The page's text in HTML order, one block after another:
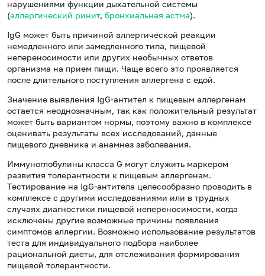
нарушениями функции дыхательной системы
(аллергический ринит, бронхиальная астма).
IgG может быть причиной аллергической реакции
немедленного или замедленного типа, пищевой
непереносимости или других необычных ответов
организма на прием пищи. Чаще всего это проявляется
после длительного поступления аллергена с едой.
Значение выявления IgG-антител к пищевым аллергенам
остается неоднозначным, так как положительный результат
может быть вариантом нормы, поэтому важно в комплексе
оценивать результаты всех исследований, данные
пищевого дневника и анамнез заболевания.
Иммуноглобулины класса G могут служить маркером
развития толерантности к пищевым аллергенам.
Тестирование на IgG-антитела целесообразно проводить в
комплексе с другими исследованиями или в трудных
случаях диагностики пищевой непереносимости, когда
исключены другие возможные причины появления
симптомов аллергии. Возможно использование результатов
теста для индивидуального подбора наиболее
рациональной диеты, для отслеживания формирования
пищевой толерантности.